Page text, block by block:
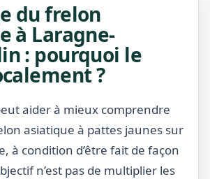
du frelon
à Laragne-
: pourquoi le
?
aider à mieux comprendre
asiatique à pattes jaunes sur
à condition d’être fait de façon
n’est pas de multiplier les